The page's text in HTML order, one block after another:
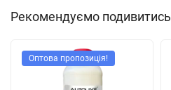
Рекомендуємо подивитись
Оптова пропозиція!